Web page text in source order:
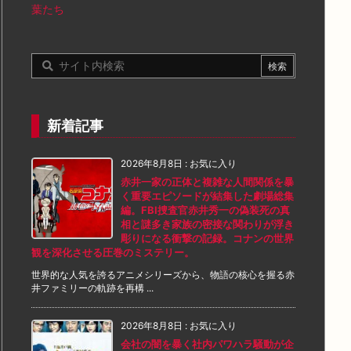
葉たち
新着記事
2026年8月8日 : お気に入り
赤井一家の正体と複雑な人間関係を暴
く重要エピソードが結集した劇場総集
編。FBI捜査官赤井秀一の偽装死の真
相と謎多き家族の密接な関わりが浮き
彫りになる衝撃の記録。コナンの世界
観を深化させる圧巻のミステリー。
世界的な人気を誇るアニメシリーズから、物語の核心を握る赤
井ファミリーの軌跡を再構 ...
2026年8月8日 : お気に入り
会社の闇を暴く社内パワハラ騒動が企